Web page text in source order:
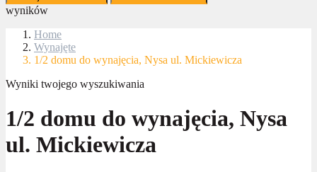
wyników
Home
Wynajęte
1/2 domu do wynajęcia, Nysa ul. Mickiewicza
Wyniki twojego wyszukiwania
1/2 domu do wynajęcia, Nysa
ul. Mickiewicza